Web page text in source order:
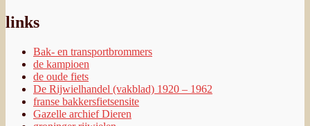
links
Bak- en transportbrommers
de kampioen
de oude fiets
De Rijwielhandel (vakblad) 1920 – 1962
franse bakkersfietsensite
Gazelle archief Dieren